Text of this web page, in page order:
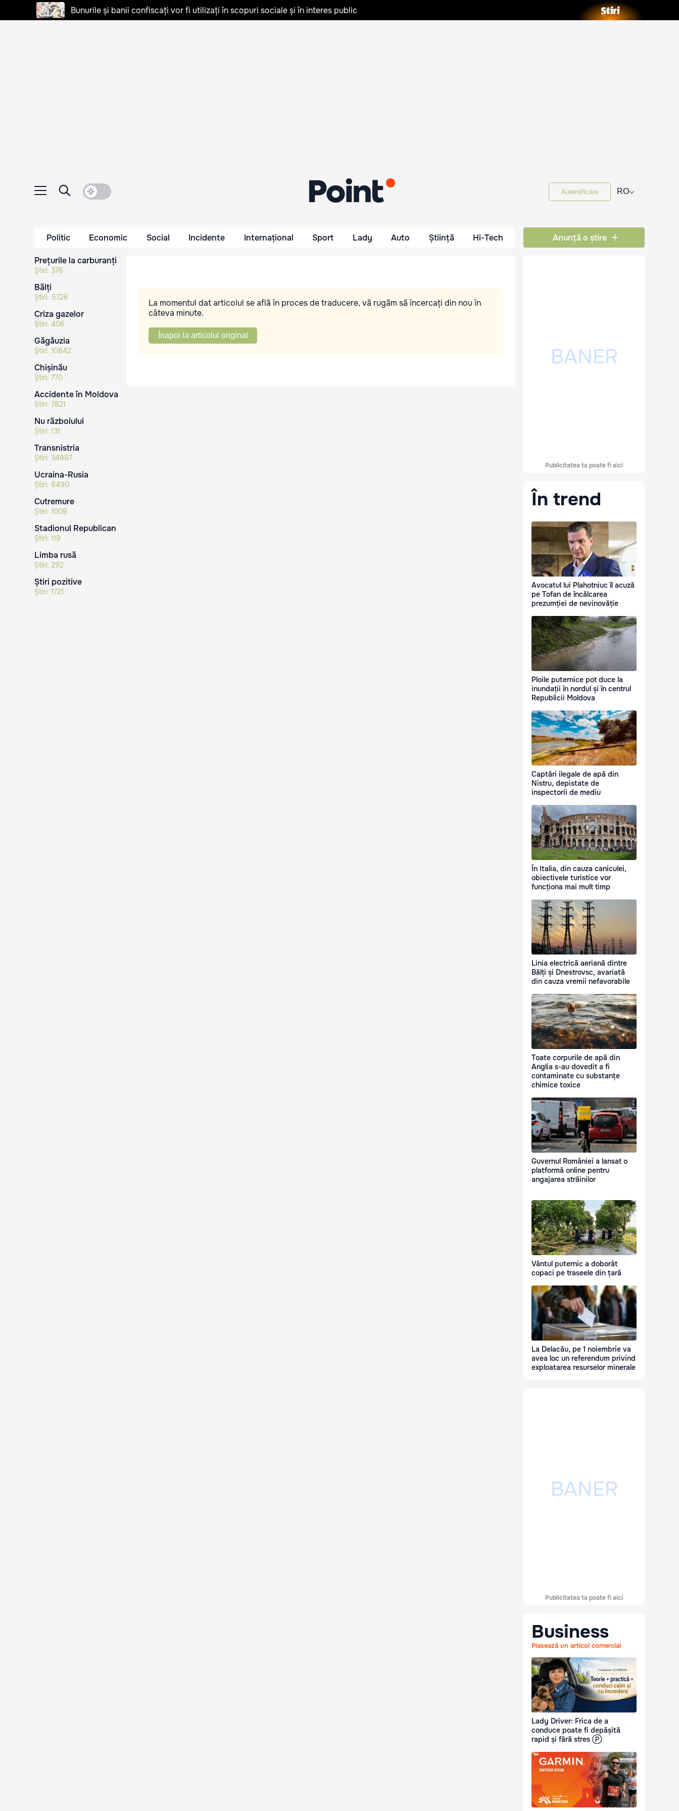
Bunurile și banii confiscați vor fi utilizați în scopuri sociale și în interes public
Autentificare RO⌵
Politic Economic Social Incidente Internațional Sport Lady Auto Știință Hi-Tech Anunță o știre
Prețurile la carburanți
Știri: 376
Bălți
Știri: 5726
Criza gazelor
Știri: 406
Găgăuzia
Știri: 10842
Chișinău
Știri: 770
Accidente în Moldova
Știri: 7821
Nu războiului
Știri: 131
Transnistria
Știri: 34987
Ucraina-Rusia
Știri: 8490
Cutremure
Știri: 1009
Stadionul Republican
Știri: 119
Limba rusă
Știri: 292
Știri pozitive
Știri: 1721
La momentul dat articolul se află în proces de traducere, vă rugăm să încercați din nou în
câteva minute.
Înapoi la articolul original
Publicitatea ta poate fi aici
În trend
Avocatul lui Plahotniuc îl acuză
pe Tofan de încălcarea
prezumției de nevinovăție
Ploile puternice pot duce la
inundații în nordul și în centrul
Republicii Moldova
Captări ilegale de apă din
Nistru, depistate de
inspectorii de mediu
În Italia, din cauza caniculei,
obiectivele turistice vor
funcționa mai mult timp
Linia electrică aeriană dintre
Bălți și Dnestrovsc, avariată
din cauza vremii nefavorabile
Toate corpurile de apă din
Anglia s-au dovedit a fi
contaminate cu substanțe
chimice toxice
Guvernul României a lansat o
platformă online pentru
angajarea străinilor
Vântul puternic a doborât
copaci pe traseele din țară
La Delacău, pe 1 noiembrie va
avea loc un referendum privind
exploatarea resurselor minerale
Publicitatea ta poate fi aici
Business
Plasează un articol comercial
Lady Driver: Frica de a
conduce poate fi depășită
rapid și fără stres Ⓟ